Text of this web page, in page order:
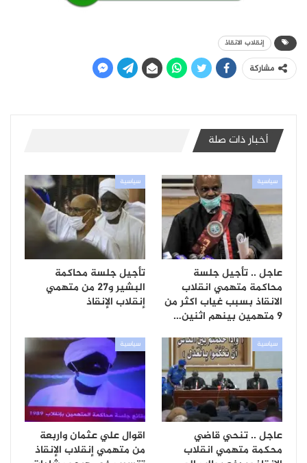
إنقلاب الانقاذ
مشاركة
أخبار ذات صلة
سياسية
عاجل .. تأجيل جلسة
محاكمة متهمي انقلاب
الانقاذ بسبب غياب اكثر من
9 متهمين بينهم اثنين…
سياسية
تأجيل جلسة محاكمة
البشير و27 من متهمي
إنقلاب الإنقاذ
سياسية
عاجل .. تنحي قاضي
محكمة متهمي انقلاب
سياسية
اقوال علي عثمان واربعة
من متهمي إنقلاب الإنقاذ